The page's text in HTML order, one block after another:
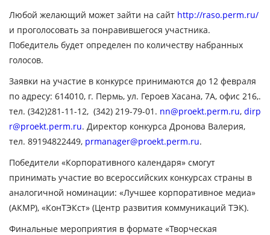
Любой желающий может зайти на сайт http://raso.perm.ru/
и проголосовать за понравившегося участника.
Победитель будет определен по количеству набранных
голосов.
Заявки на участие в конкурсе принимаются до 12 февраля
по адресу: 614010, г. Пермь, ул. Героев Хасана, 7А, офис 216,.
тел. (342)281-11-12, (342) 219-79-01. nn@proekt.perm.ru, dirp
r@proekt.perm.ru. Директор конкурса Дронова Валерия,
тел. 89194822449, prmanager@proekt.perm.ru.
Победители «Корпоративного календаря» смогут
принимать участие во всероссийских конкурсах страны в
аналогичной номинации: «Лучшее корпоративное медиа»
(АКМР), «КонТЭКст» (Центр развития коммуникаций ТЭК).
Финальные мероприятия в формате «Творческая